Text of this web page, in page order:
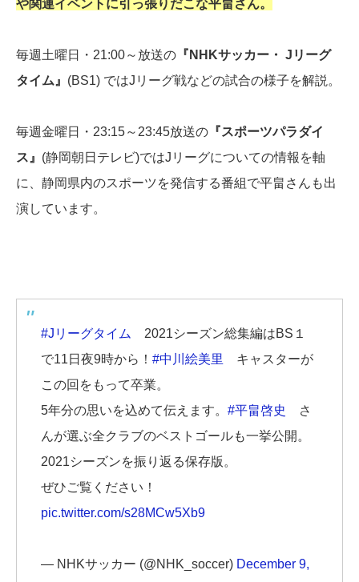
や関連イベントに引っ張りだこな平畠さん。
毎週土曜日・21:00～放送の 『NHKサッカー・ Jリーグ
タイム』 (BS1) ではJリーグ戦などの試合の様子を解説。
毎週金曜日・23:15～23:45放送の 『スポーツパラダイ
ス』 (静岡朝日テレビ)ではJリーグについての情報を軸
に、静岡県内のスポーツを発信する番組で平畠さんも出
演しています。
#Jリーグタイム
2021シーズン総集編はBS１
で11日夜9時から！ #中川絵美里
キャスターが
この回をもって卒業。
5年分の思いを込めて伝えます。 #平畠啓史
さ
んが選ぶ全クラブのベストゴールも一挙公開。
2021シーズンを振り返る保存版。
ぜひご覧ください！
pic.twitter.com/s28MCw5Xb9
— NHKサッカー (@NHK_soccer) December 9,